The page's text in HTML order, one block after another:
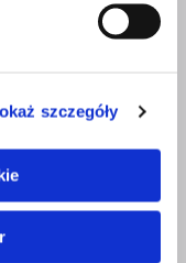
szczegóły
28,00zł